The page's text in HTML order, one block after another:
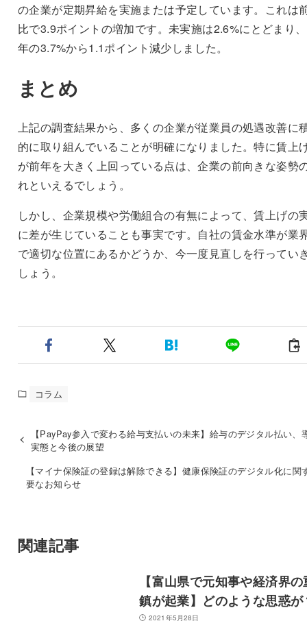
の企業が定期昇給を実施または予定しています。これは
比で3.9ポイントの増加です。未実施は2.6%にとどまり
年の3.7%から1.1ポイント減少しました。
まとめ
上記の調査結果から、多くの企業が従業員の処遇改善に
的に取り組んでいることが明確になりました。特に賃上
が前年を大きく上回っている点は、企業の前向きな姿勢
れといえるでしょう。
しかし、企業規模や労働組合の有無によって、賃上げの
に差が生じていることも事実です。自社の賃金水準が業
で適切な位置にあるかどうか、今一度見直しを行ってい
しょう。
コラム
【PayPay参入で変わる給与支払いの未来】給与のデジタル払い、
実態と今後の展望
【マイナ保険証の登録は解除できる】健康保険証のデジタル化に関
要なお知らせ
関連記事
【富山県で元知事や経済界の
鎮が起業】どのような思惑が
2021年5月28日